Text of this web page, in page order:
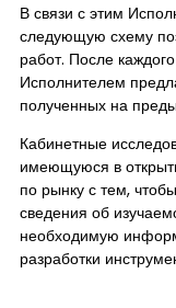
В связи с этим
следующую схему
работ. После
Исполнителем
полученных на
Кабинетные
имеющуюся в
по рынку с тем,
сведения об
необходимую
разработки